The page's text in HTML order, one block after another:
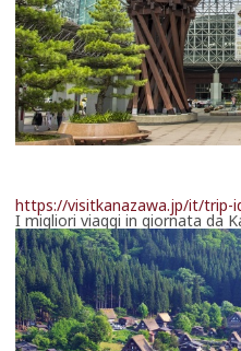
https://visitkanazawa.jp/it/trip-
I migliori viaggi in giornata da